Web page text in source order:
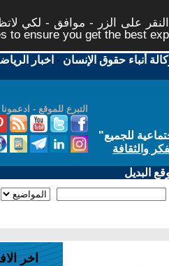
على الزر - موافق - لكي
to ensure you get the best
أنباء حقوق الإنسان - اخبار
التبرع للموقع - ادعمونا
للجميع"
والثقافة
البديل
اخر